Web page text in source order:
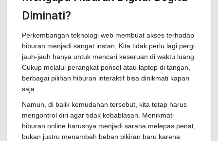
Diminati?
Perkembangan teknologi web membuat akses terhadap
hiburan menjadi sangat instan. Kita tidak perlu lagi pergi
jauh-jauh hanya untuk mencari keseruan di waktu luang.
Cukup melalui perangkat ponsel atau laptop di tangan,
berbagai pilihan hiburan interaktif bisa dinikmati kapan
saja.
Namun, di balik kemudahan tersebut, kita tetap harus
mengontrol diri agar tidak kebablasan. Menikmati
hiburan online harusnya menjadi sarana melepas penat,
bukan justru menambah beban pikiran baru karena